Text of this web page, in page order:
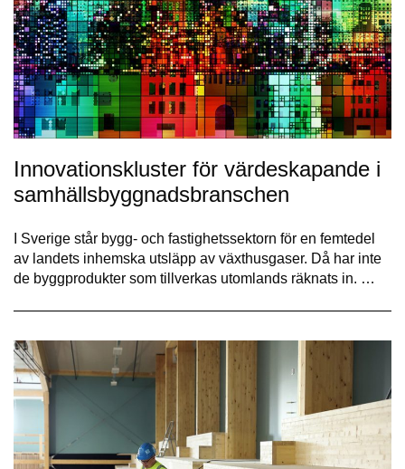
Innovationskluster för värdeskapande i
samhällsbyggnadsbranschen
I Sverige står bygg- och fastighetssektorn för en femtedel
av landets inhemska utsläpp av växthusgaser. Då har inte
de byggprodukter som tillverkas utomlands räknats in. …